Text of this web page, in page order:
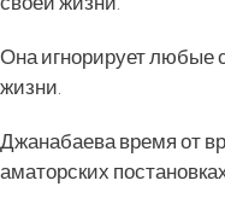
Она игнорирует любые
жизни.
Джанабаева время от
аматорских